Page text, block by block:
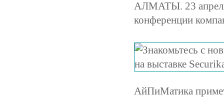
АЛМАТЫ. 23 апреля
конференции
АйПиМатика